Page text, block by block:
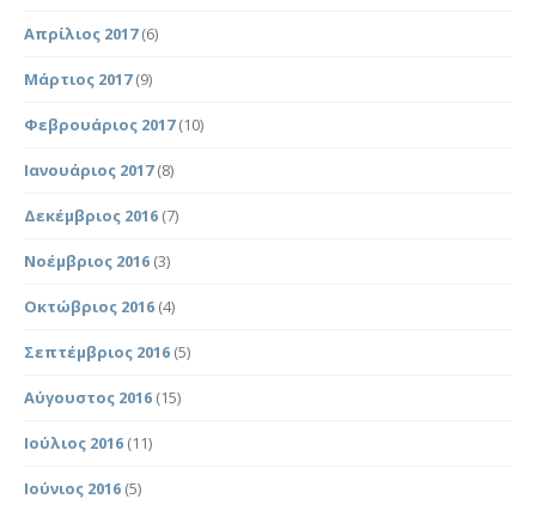
Απρίλιος 2017(6)
Μάρτιος 2017(9)
Φεβρουάριος 2017(10)
Ιανουάριος 2017(8)
Δεκέμβριος 2016 (7)
Νοέμβριος 2016 (3)
Οκτώβριος 2016 (4)
Σεπτέμβριος 2016 (5)
Αύγουστος 2016 (15)
Ιούλιος 2016 (11)
Ιούνιος 2016 (5)